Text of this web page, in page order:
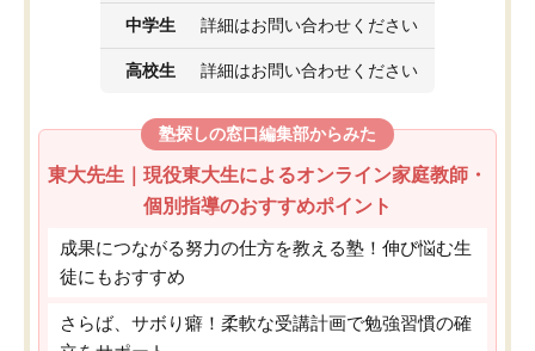
中学生 詳細はお問い合わせください
高校生 詳細はお問い合わせください
塾探しの窓口編集部からみた
東大先生｜現役東大生によるオンライン家庭教師・
個別指導のおすすめポイント
成果につながる努力の仕方を教える塾！伸び悩む生
徒にもおすすめ
さらば、サボり癖！柔軟な受講計画で勉強習慣の確